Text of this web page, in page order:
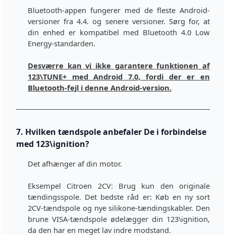
Bluetooth-appen fungerer med de fleste Android-
versioner fra 4.4. og senere versioner. Sørg for, at
din enhed er kompatibel med Bluetooth 4.0 Low
Energy-standarden.
Desværre kan vi ikke garantere funktionen af
123\TUNE+ med Android 7.0, fordi der er en
Bluetooth-fejl i denne Android-version.
7. Hvilken tændspole anbefaler De i forbindelse
med 123\ignition?
Det afhænger af din motor.
Eksempel Citroen 2CV: Brug kun den originale
tændingsspole. Det bedste råd er: Køb en ny sort
2CV-tændspole og nye silikone-tændingskabler. Den
brune VISA-tændspole ødelægger din 123\ignition,
da den har en meget lav indre modstand.